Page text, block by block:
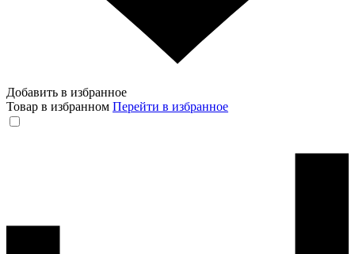
Добавить в избранное
Товар в избранном Перейти в избранное